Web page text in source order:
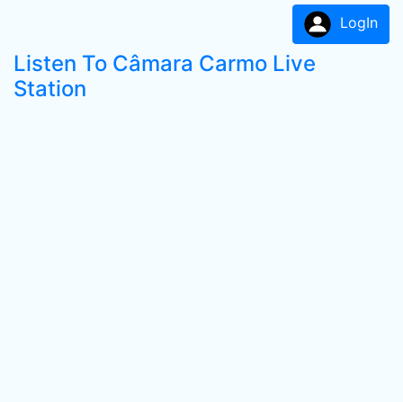
LogIn
Listen To Câmara Carmo Live
Station